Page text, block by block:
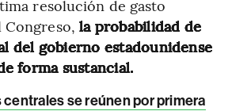
resolución de gasto
la probabilidad de
del gobierno estadounidense
forma sustancial.
centrales se reúnen por primera